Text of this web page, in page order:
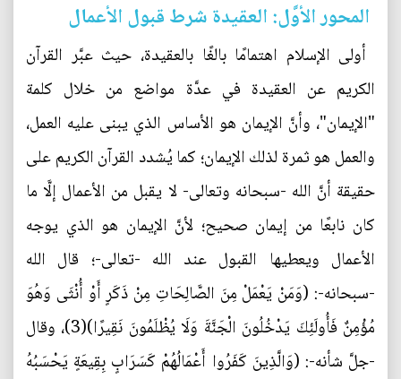
المحور الأوَّل: العقيدة شرط قبول الأعمال‏
‏ أولى الإسلام اهتمامًا بالغًا بالعقيدة، حيث عبَّر القرآن
الكريم عن العقيدة في عدَّة مواضع من خلال كلمة
"الإيمان"، وأنَّ الإيمان هو الأساس الذي يبنى عليه العمل،
والعمل هو ثمرة لذلك الإيمان؛ كما يُشدد القرآن الكريم على
حقيقة أنَّ الله -سبحانه وتعالى- لا يقبل من الأعمال إلَّا ما
كان نابعًا من إيمان صحيح؛ لأنَّ الإيمان هو الذي يوجه
الأعمال ويعطيها القبول عند الله -تعالى-؛ قال الله
-سبحانه-: (وَمَنْ يَعْمَلْ مِنَ الصَّالِحَاتِ مِنْ ذَكَرٍ أَوْ أُنْثَى وَهُوَ
مُؤْمِنٌ فَأُولَئِكَ يَدْخُلُونَ الْجَنَّةَ وَلَا يُظْلَمُونَ نَقِيرًا)(3)، وقال
-جلَّ شأنه-: (وَالَّذِينَ كَفَرُوا أَعْمَالُهُمْ كَسَرَابٍ بِقِيعَةٍ يَحْسَبُهُ